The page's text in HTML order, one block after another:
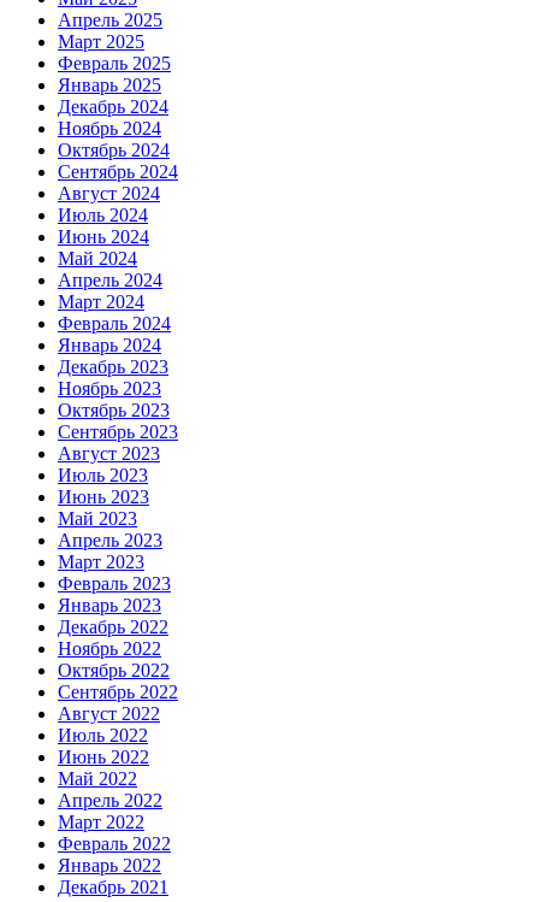
Апрель 2025
Март 2025
Февраль 2025
Январь 2025
Декабрь 2024
Ноябрь 2024
Октябрь 2024
Сентябрь 2024
Август 2024
Июль 2024
Июнь 2024
Май 2024
Апрель 2024
Март 2024
Февраль 2024
Январь 2024
Декабрь 2023
Ноябрь 2023
Октябрь 2023
Сентябрь 2023
Август 2023
Июль 2023
Июнь 2023
Май 2023
Апрель 2023
Март 2023
Февраль 2023
Январь 2023
Декабрь 2022
Ноябрь 2022
Октябрь 2022
Сентябрь 2022
Август 2022
Июль 2022
Июнь 2022
Май 2022
Апрель 2022
Март 2022
Февраль 2022
Январь 2022
Декабрь 2021